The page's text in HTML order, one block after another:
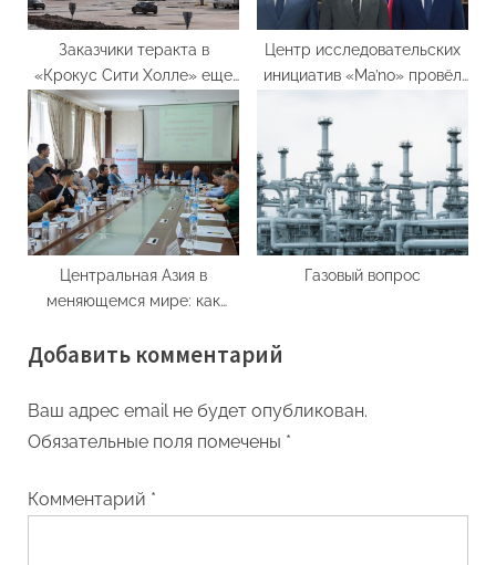
Заказчики теракта в
«Крокус Сити Холле» еще
не выявлены
Центр исследовательских
инициатив «Ma’no» провёл
международный круглый
стол с посольствами
России и Китая
Центральная Азия в
меняющемся мире: как
упустить возможности
Газовый вопрос
Добавить комментарий
Ваш адрес email не будет опубликован.
Обязательные поля помечены *
Комментарий *